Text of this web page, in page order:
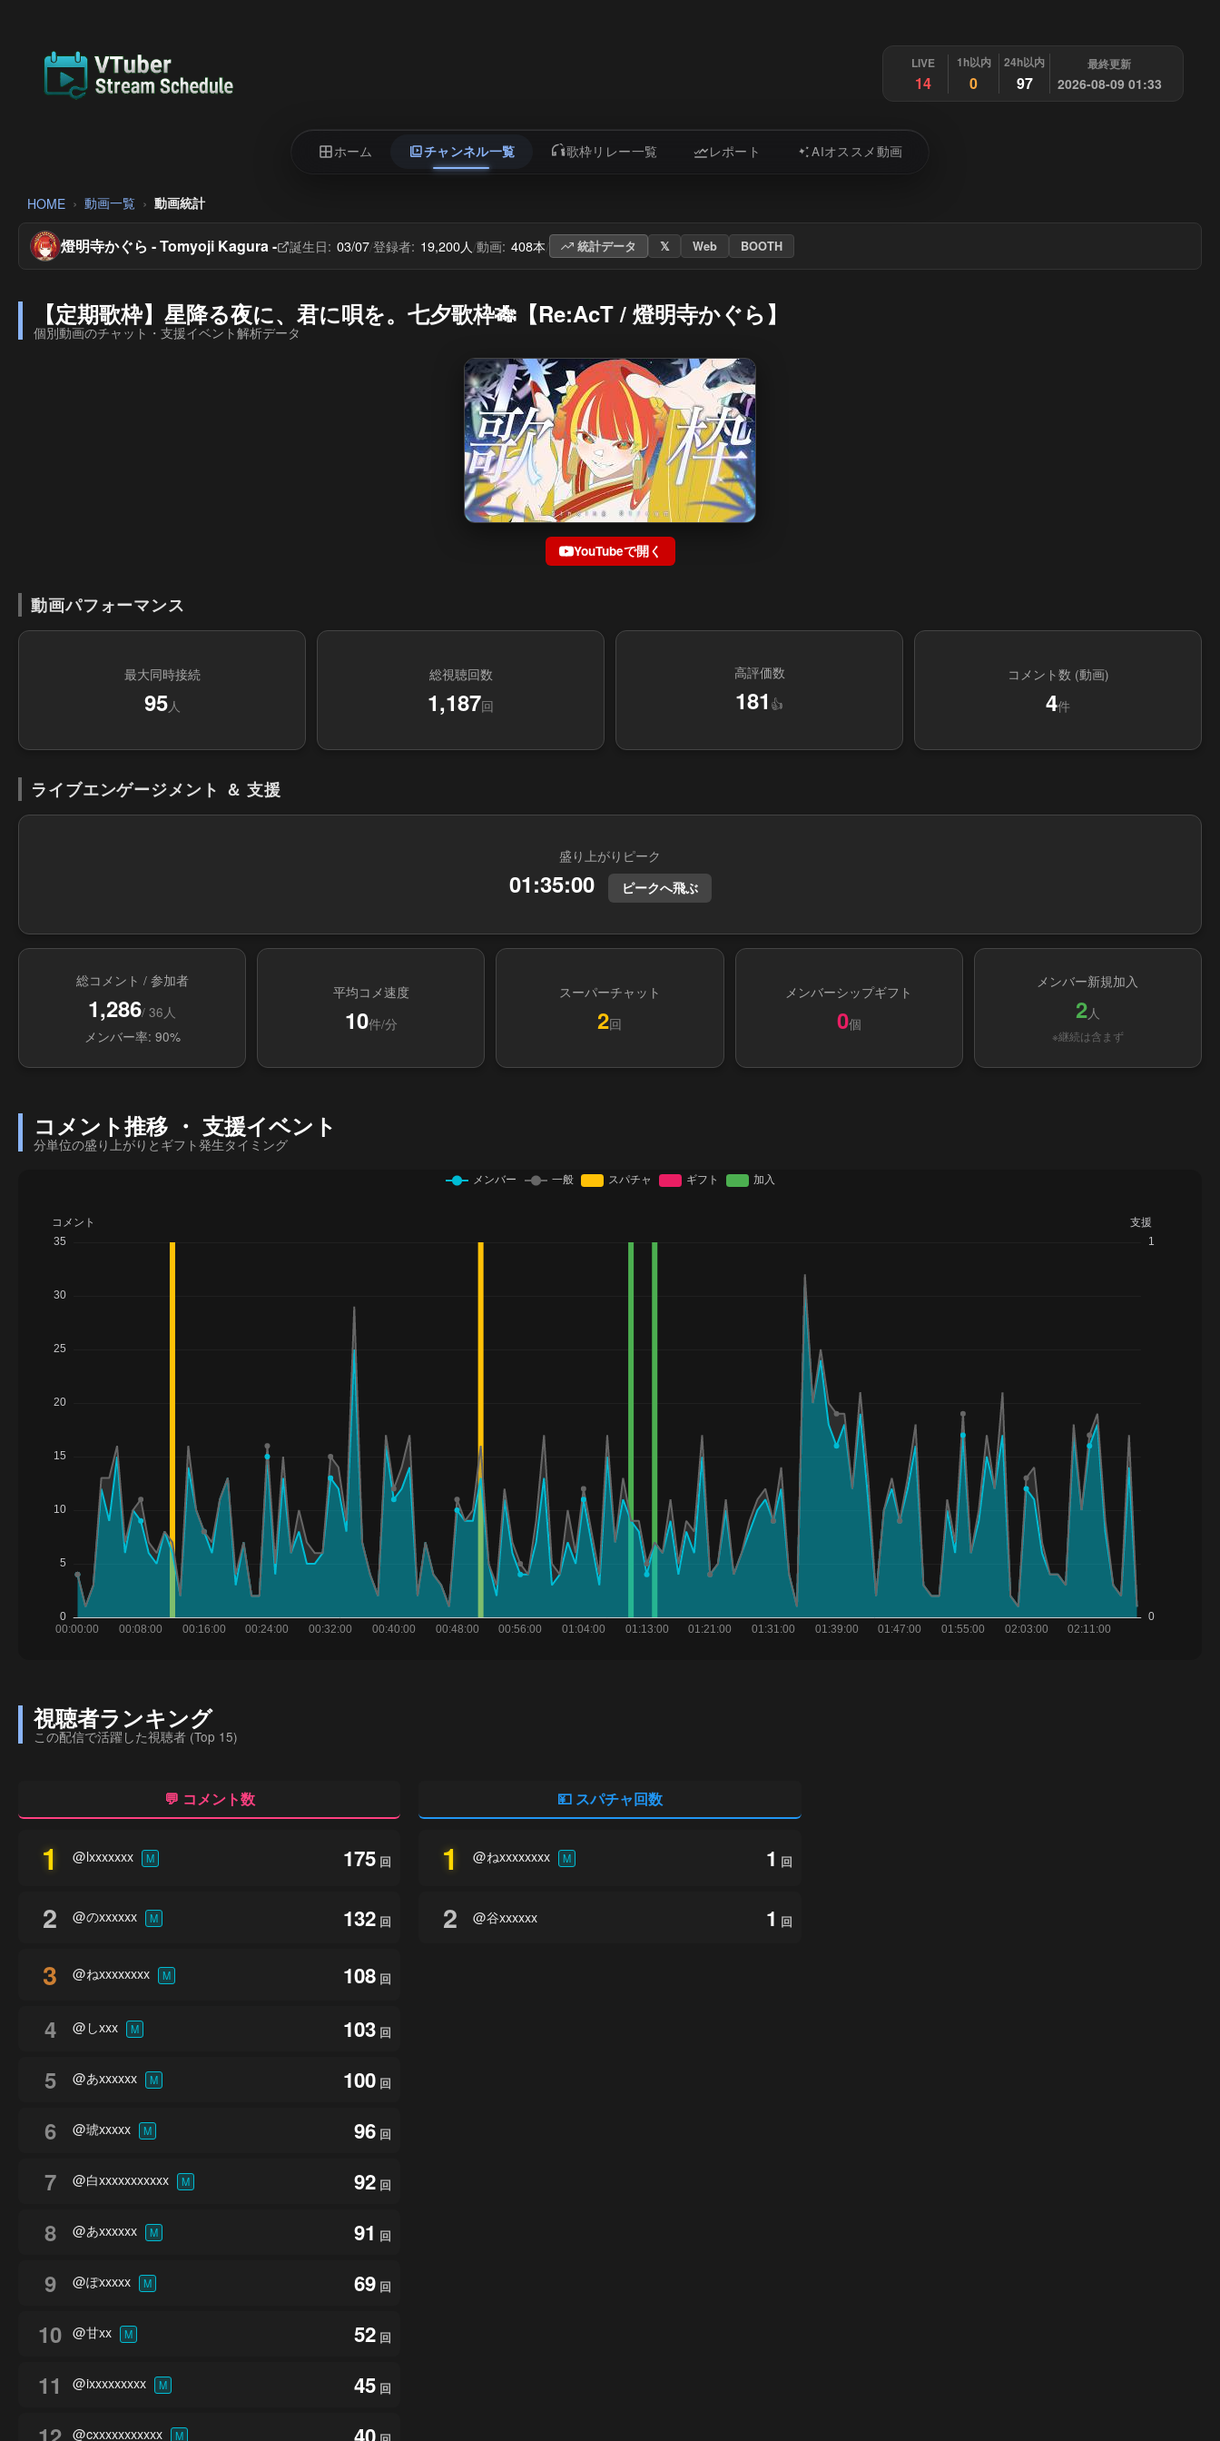
LIVE
14
1h以内
0
24h以内
97
最終更新
2026-08-09 01:33
ホーム チャンネル一覧 歌枠リレー一覧 レポート AIオススメ動画
HOME 動画一覧 動画統計
燈明寺かぐら - Tomyoji Kagura - 誕生日: 03/07/登録者: 19,200人/動画: 408本/ 統計データ 𝕏 Web BOOTH
【定期歌枠】星降る夜に、君に唄を。七夕歌枠🎋【Re:AcT / 燈明寺かぐら】
個別動画のチャット・支援イベント解析データ
YouTubeで開く
動画パフォーマンス
最大同時接続
95人
総視聴回数
1,187回
高評価数
181 👍
コメント数 (動画)
4件
ライブエンゲージメント ＆ 支援
盛り上がりピーク
01:35:00 ピークへ飛ぶ
総コメント / 参加者
1,286/ 36人
メンバー率: 90%
平均コメ速度
10件/分
スーパーチャット
2回
メンバーシップギフト
0個
メンバー新規加入
2人
※継続は含まず
コメント推移 ・ 支援イベント
分単位の盛り上がりとギフト発生タイミング
視聴者ランキング
この配信で活躍した視聴者 (Top 15)
💬 コメント数
1 @lxxxxxxx M 175 回
2 @のxxxxxx M 132 回
3 @ねxxxxxxxx M 108 回
4 @しxxx M 103 回
5 @あxxxxxx M 100 回
6 @琥xxxxx M 96 回
7 @白xxxxxxxxxxx M 92 回
8 @あxxxxxx M 91 回
9 @ぽxxxxx M 69 回
10 @甘xx M 52 回
11 @ixxxxxxxxx M 45 回
@cxxxxxxxxxxx M
💴 スパチャ回数
1 @ねxxxxxxxx M 1 回
2 @谷xxxxxx 1 回